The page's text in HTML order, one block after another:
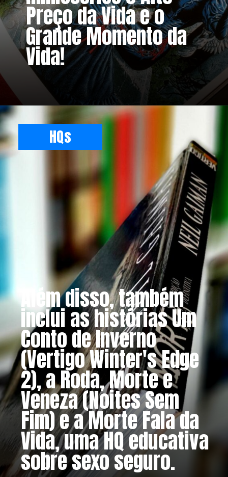
Preço da Vida e o
Grande Momento da
Vida!
Além disso, também
inclui as histórias Um
Conto de Inverno
(Vertigo Winter's Edge
2), a Roda, Morte e
Veneza (Noites Sem
Fim) e a Morte Fala da
Vida, uma HQ educativa
sobre sexo seguro.
HQs